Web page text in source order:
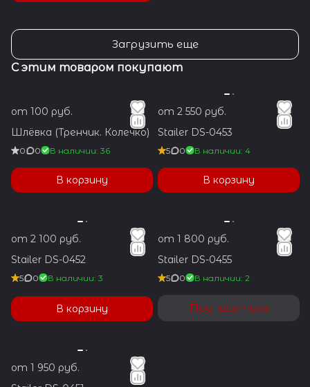
Загрузить еще
С этим товаром покупают
от 100 руб.
Шлёвка (Тренчик. Колечко)
0 0 В наличии: 36
В корзину
от 2 550 руб.
Stailer DS-0453
5 0 В наличии: 4
В корзину
от 2 100 руб.
Stailer DS-0452
5 0 В наличии: 3
В корзину
от 1 800 руб.
Stailer DS-0455
5 0 В наличии: 2
Подписаться
от 1 950 руб.